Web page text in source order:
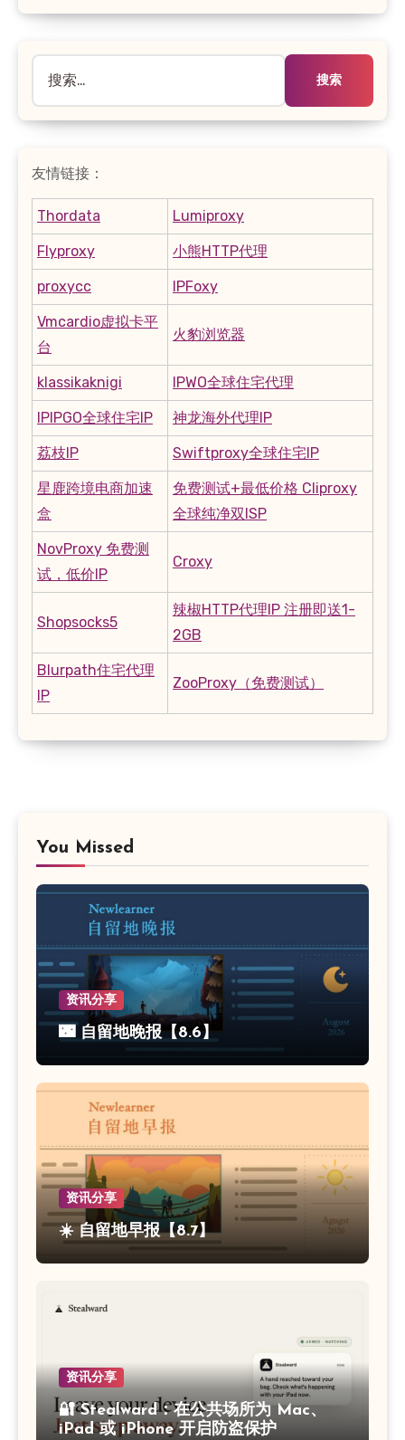
索：
友情链接：
Thordata Lumiproxy
Flyproxy 小熊HTTP代理
proxycc IPFoxy
Vmcardio虚拟卡平
台
火豹浏览器
klassikaknigi IPWO全球住宅代理
IPIPGO全球住宅IP 神龙海外代理IP
荔枝IP Swiftproxy全球住宅IP
星鹿跨境电商加速
盒
免费测试+最低价格 Cliproxy
全球纯净双ISP
NovProxy 免费测
试，低价IP
Croxy
Shopsocks5
辣椒HTTP代理IP 注册即送1-
2GB
Blurpath住宅代理
IP
ZooProxy（免费测试）
You Missed
资讯分享
🌃 自留地晚报【8.6】
资讯分享
☀️ 自留地早报【8.7】
资讯分享
🔐 Stealward：在公共场所为 Mac、
iPad 或 iPhone 开启防盗保护